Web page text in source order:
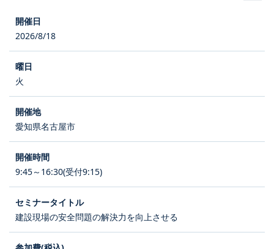
2026/8/18
火
愛知県名古屋市
9:45～16:30(受付9:15)
建設現場の安全問題の解決力を向上させる